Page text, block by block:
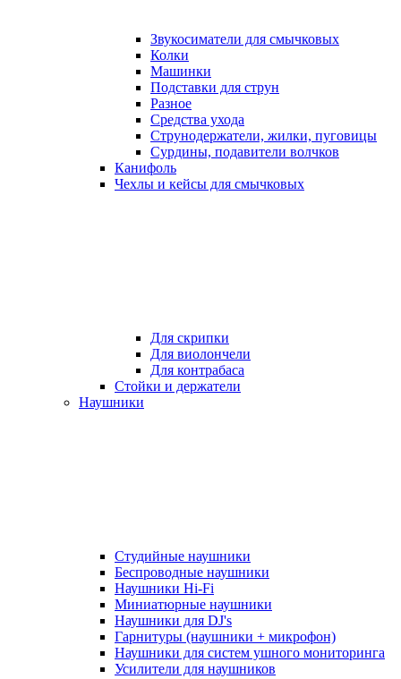
Звукосиматели для смычковых
Колки
Машинки
Подставки для струн
Разное
Средства ухода
Струнодержатели, жилки, пуговицы
Сурдины, подавители волчков
Канифоль
Чехлы и кейсы для смычковых
Для скрипки
Для виолончели
Для контрабаса
Стойки и держатели
Наушники
Студийные наушники
Беспроводные наушники
Наушники Hi-Fi
Миниатюрные наушники
Наушники для DJ's
Гарнитуры (наушники + микрофон)
Наушники для систем ушного мониторинга
Усилители для наушников